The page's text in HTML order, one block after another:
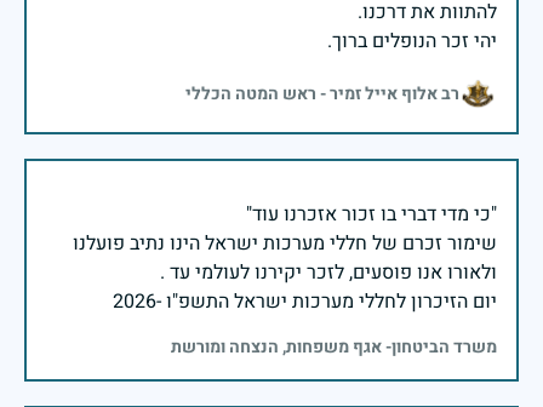
יהי זכר הנופלים ברוך.
רב אלוף אייל זמיר - ראש המטה הכללי
שימור זכרם של חללי מערכות ישראל הינו נתיב פועלנו
יום הזיכרון לחללי מערכות ישראל התשפ"ו -2026
משרד הביטחון- אגף משפחות, הנצחה ומורשת